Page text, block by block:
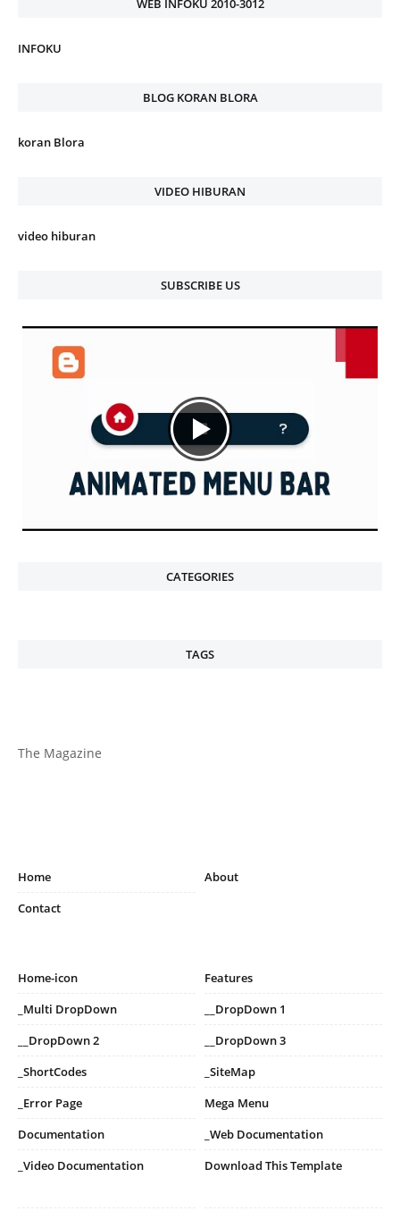
WEB INFOKU 2010-3012
INFOKU
BLOG KORAN BLORA
koran Blora
VIDEO HIBURAN
video hiburan
SUBSCRIBE US
CATEGORIES
TAGS
The Magazine
Home
About
Contact
Home-icon
Features
_Multi DropDown
__DropDown 1
__DropDown 2
__DropDown 3
_ShortCodes
_SiteMap
_Error Page
Mega Menu
Documentation
_Web Documentation
_Video Documentation
Download This Template